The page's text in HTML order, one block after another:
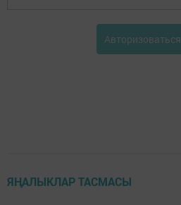
Авторизоваться
ЯҢАЛЫКЛАР ТАСМАСЫ